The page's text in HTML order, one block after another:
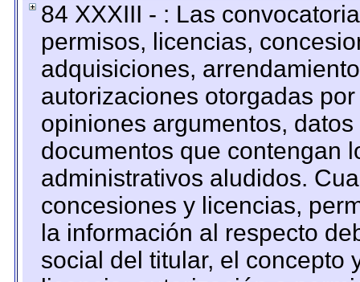
84 XXXIII - : Las
permisos, licencias,
adquisiciones,
autorizaciones otorgadas
opiniones argumentos,
documentos que contengan
administrativos aludidos.
concesiones y licencias,
la información al respecto
social del titular, el concepto